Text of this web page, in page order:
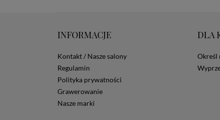
INFORMACJE
Kontakt / Nasze salony
Regulamin
Polityka prywatności
Grawerowanie
Nasze marki
DLA
Określ